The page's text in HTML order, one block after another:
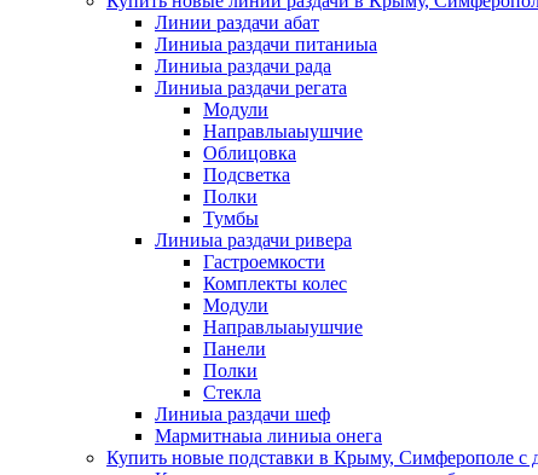
Линии раздачи абат
Линиыа раздачи питаниыа
Линиыа раздачи рада
Линиыа раздачи регата
Модули
Направлыаыушчие
Облицовка
Подсветка
Полки
Тумбы
Линиыа раздачи ривера
Гастроемкости
Комплекты колес
Модули
Направлыаыушчие
Панели
Полки
Стекла
Линиыа раздачи шеф
Мармитнаыа линиыа онега
Купить новые подставки в Крыму, Симферополе с